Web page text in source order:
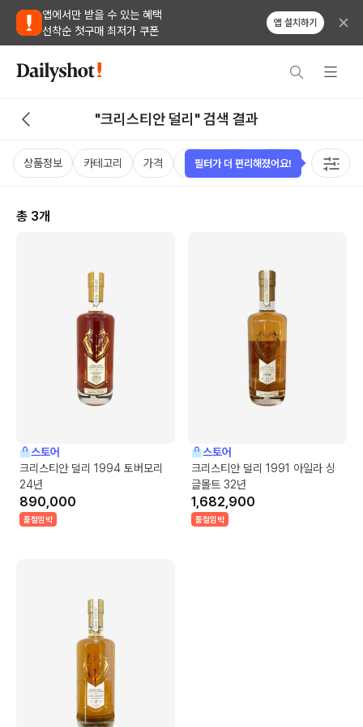
앱에서만 받을 수 있는 혜택
선착순 첫구매 최저가 쿠폰
앱 설치하기
"크리스티안 덜리" 검색 결과
상품정보 카테고리 가격 국가 용량 태그 케이스
총 3개
스토어
크리스티안 덜리 1994 토버모리
24년
890,000
품절임박
스토어
크리스티안 덜리 1991 아일라 싱
글몰트 32년
1,682,900
품절임박
필터가 더 편리해졌어요!